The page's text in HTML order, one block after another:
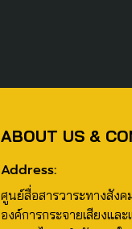
ABOUT US &
Address:
ศูนย์สื่อสารวาระทางสัง
องค์การกระจายเสียงแ